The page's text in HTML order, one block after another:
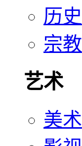
历史
宗教
艺术
美术